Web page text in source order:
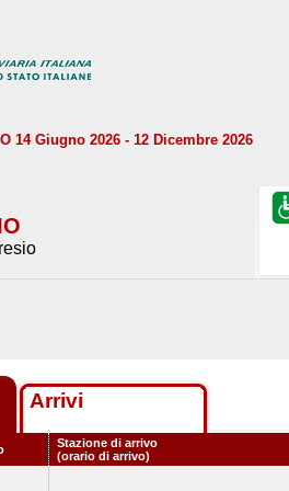
14 Giugno 2026 - 12 Dicembre 2026
Arrivi
Stazione di arrivo
(orario di arrivo)